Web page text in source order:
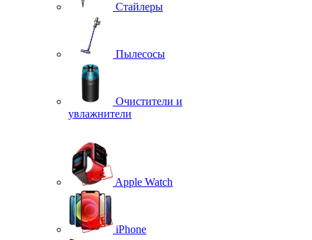
Стайлеры
Пылесосы
Очистители и
увлажнители
Apple Watch
iPhone